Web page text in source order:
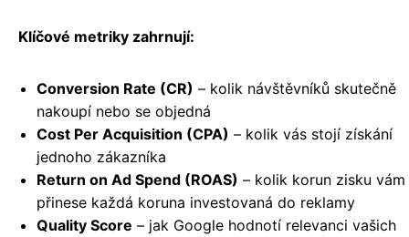
Klíčové metriky zahrnují:
Conversion Rate (CR) – kolik návštěvníků skutečně
nakoupí nebo se objedná
Cost Per Acquisition (CPA) – kolik vás stojí získání
jednoho zákazníka
Return on Ad Spend (ROAS) – kolik korun zisku vám
přinese každá koruna investovaná do reklamy
Quality Score – jak Google hodnotí relevanci vašich